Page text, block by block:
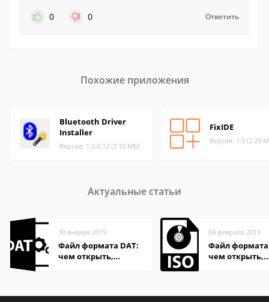
0
0 Ответить
Похожие приложения
Bluetooth Driver
Installer
Версия: 1.0.0.12 (3.19 МБ)
FixIDE
Версия: 1.0 (2.29
Актуальные статьи
30 января 2019
Файл формата DAT:
чем открыть,
04 февраля 2019
Файл формата
чем открыть,